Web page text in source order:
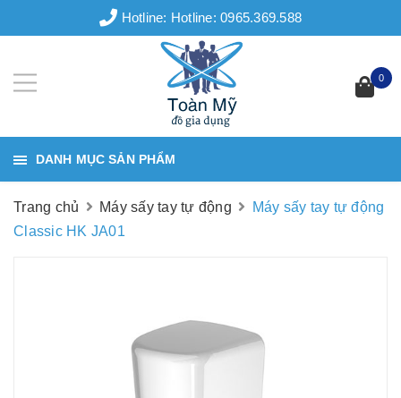
Hotline: Hotline: 0965.369.588
0
DANH MỤC SẢN PHẨM
Trang chủ Máy sấy tay tự động
Máy sấy tay tự động
Classic HK JA01